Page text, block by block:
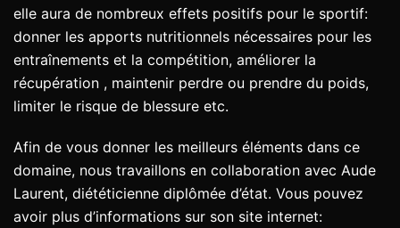
elle aura de nombreux effets positifs pour le sportif:
donner les apports nutritionnels nécessaires pour les
entraînements et la compétition, améliorer la
récupération , maintenir perdre ou prendre du poids,
limiter le risque de blessure etc.
Afin de vous donner les meilleurs éléments dans ce
domaine, nous travaillons en collaboration avec Aude
Laurent, diététicienne diplômée d’état. Vous pouvez
avoir plus d’informations sur son site internet: